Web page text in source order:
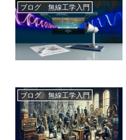
ブログ 無線工学入門
ブログ 無線工学入門